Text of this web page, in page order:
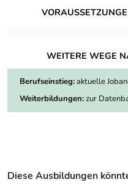
WEITERE WEGE
Berufseinstieg:aktuelle
Weiterbildungen:zur
Diese Ausbildungen